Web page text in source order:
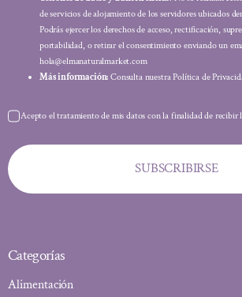
de servicios de alojamiento de los servidores ubicados
Podrás ejercer los derechos de acceso, rectificación,
portabilidad, o retirar el consentimiento enviando un
hola@elmanaturalmarket.com
Más información: Consulta nuestra Política de
Acepto el tratamiento de mis datos con la finalidad de recibir
SUBSCRIBIRSE
Categorías
Alimentación